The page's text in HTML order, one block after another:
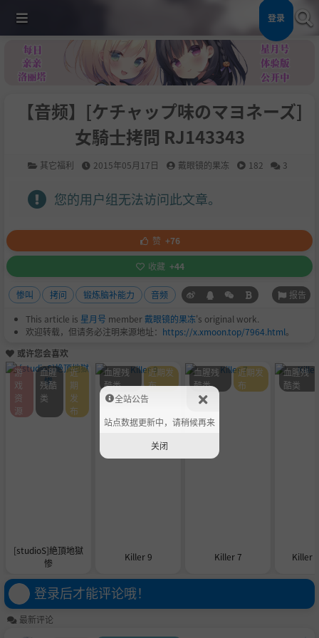
登录
【音频】[ケチャップ味のマヨネーズ]
女騎士拷問 RJ143343
其它福利 2015年05月17日 戴眼镜的果冻 182 3
您的用户组无法访问此文章。
赞 +76
收藏 +44
惨叫 拷问 锻炼脑补能力 音频 报告
This article is 星月号 member戴眼镜的果冻's original work.
欢迎转载，但请务必注明来源地址： https://x.xmoon.top/7964.html。
或许您会喜欢
[studioS]絶頂地獄
惨
游
戏
资
源
血腥
残酷
类
近
期
发
布
Killer 9
血腥残
酷类
近期发
布
Killer 7
血腥残
酷类
近期发
布
Killer
血腥残
酷类
登录后才能评论哦！
最新评论
全站公告
站点数据更新中，请稍候再来
关闭